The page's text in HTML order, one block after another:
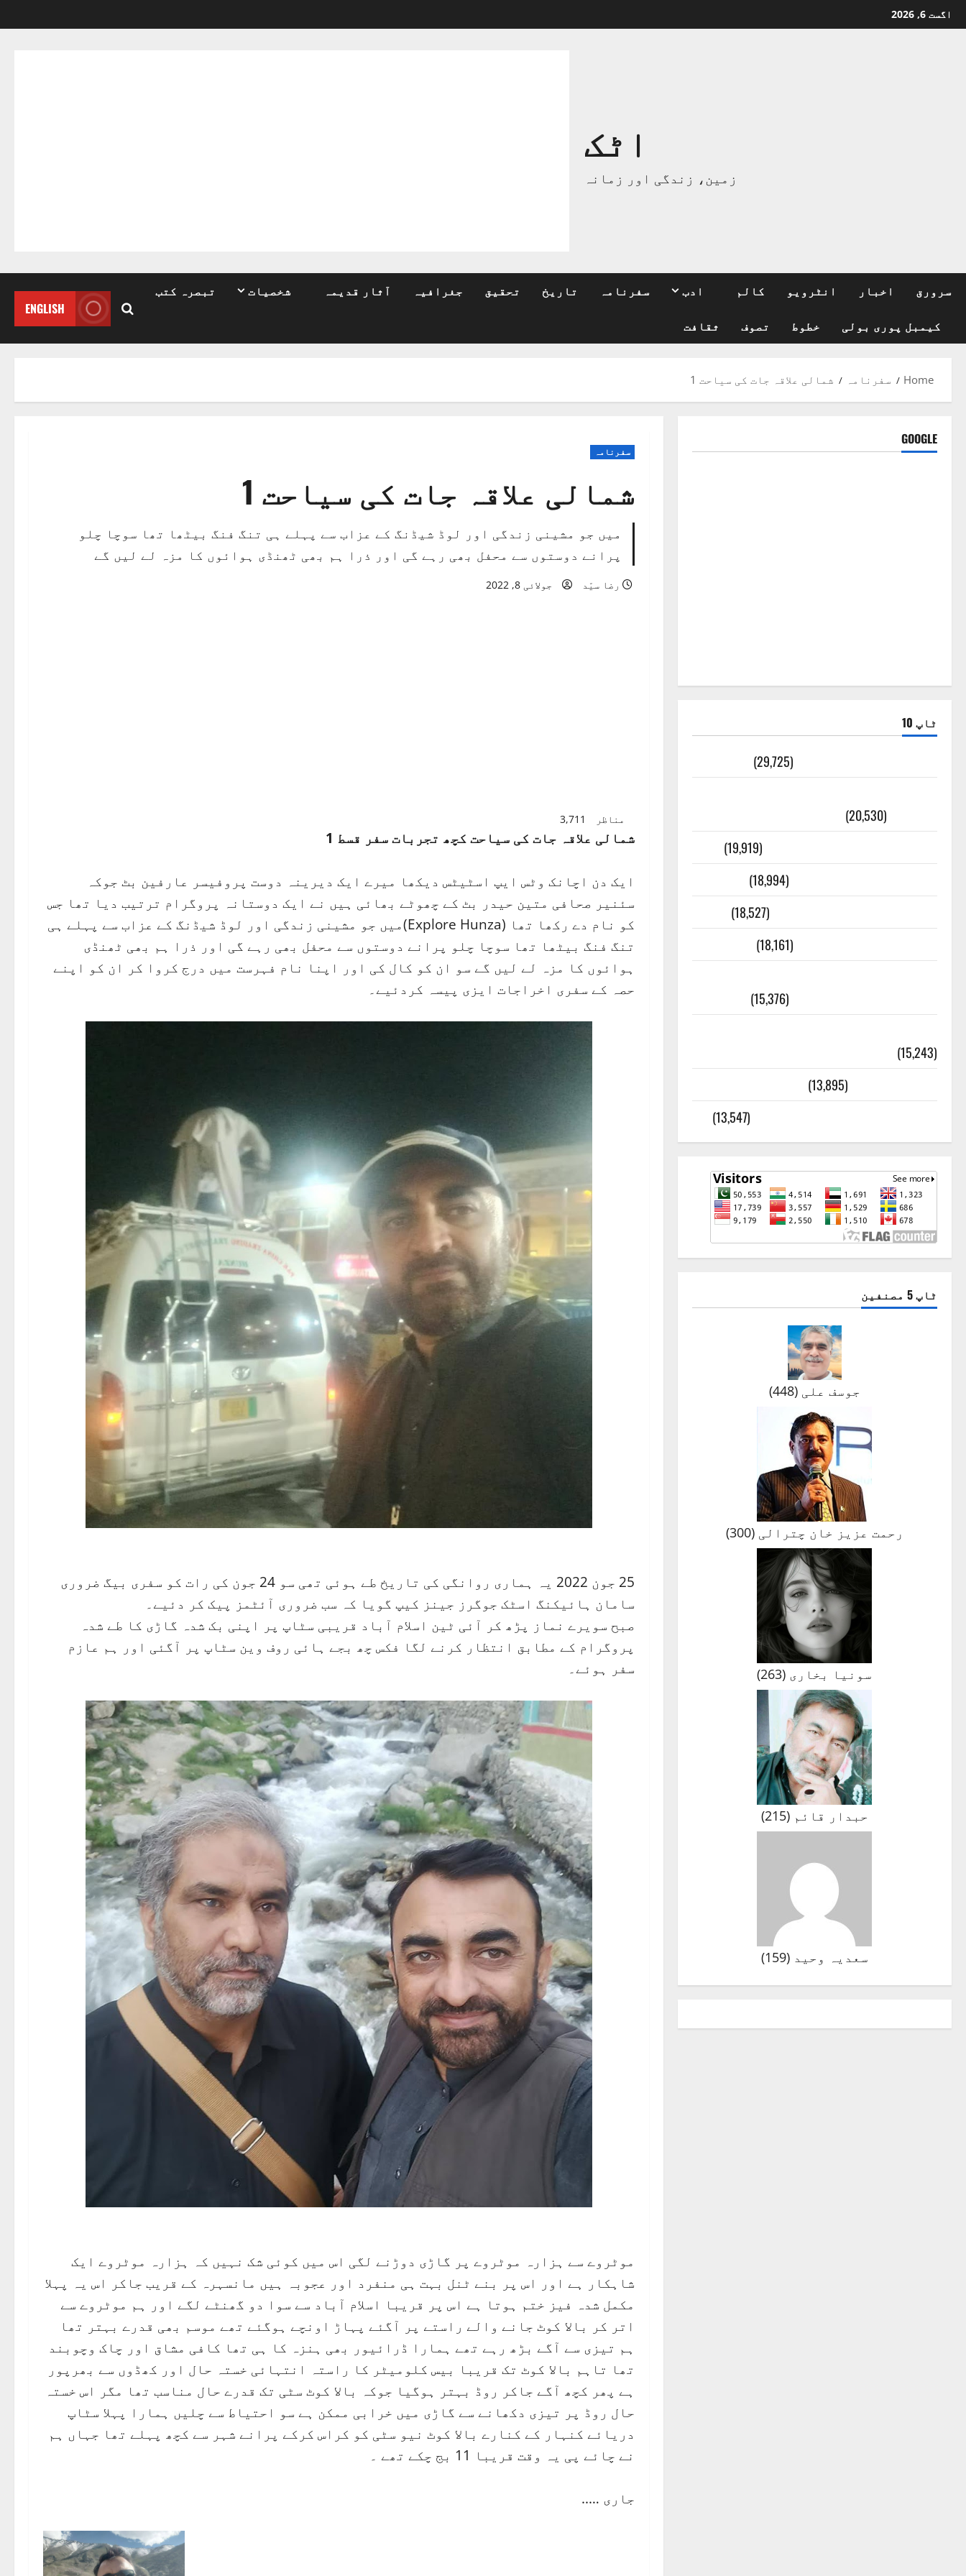
Skip
to
اگست 6, 2026
اٹک
زمین، زندگی اور زمانہ
سرورق اخبار انٹرویو کالم ادب سفرنامہ تاریخ تحقیق جغرافیہ آثار قدیمہ شخصیات تبصرہ کتب
کیمبل پوری بولی خطوط تصوف ثقافت
ENGLISH
Home سفرنامہ شمالی علاقہ جات کی سیاحت 1
سفرنامہ
شمالی علاقہ جات کی سیاحت 1
میں جو مشینی زندگی اور لوڈ شیڈنگ کے عزاب سے پہلے ہی تنگ فنگ بیٹھا تھا سوچا چلو
پرانے دوستوں سے محفل بھی رہے گی اور ذرا ہم بھی ٹھنڈی ہوائوں کا مزہ لے لیں گے
رضا سیّد جولائی 8, 2022
مناظر 3,711
شمالی علاقہ جات کی سیاحت کچھ تجربات سفر قسط 1
ایک دن اچانک وٹس ایپ اسٹیٹس دیکھا میرے ایک دیرینہ دوست پروفیسر عارفین بٹ جوکہ
سئنیر صحافی متین حیدر بٹ کے چھوٹے بھائی ہیں نے ایک دوستانہ پروگرام ترتیب دیا تھا جس
کو نام دے رکھا تھا (Explore Hunza)میں جو مشینی زندگی اور لوڈ شیڈنگ کے عزاب سے پہلے ہی
تنگ فنگ بیٹھا تھا سوچا چلو پرانے دوستوں سے محفل بھی رہے گی اور ذرا ہم بھی ٹھنڈی
ہوائوں کا مزہ لے لیں گے سو ان کو کال کی اور اپنا نام فہرست میں درج کروا کر ان کو اپنے
حصہ کے سفری اخراجات ایزی پیسہ کردئیے۔
25 جون 2022 یہ ہماری روانگی کی تاریخ طے ہوئی تھی سو 24 جون کی رات کو سفری بیگ ضروری
سامان ہائیکنگ اسٹک جوگرز جینز کیپ گویا کہ سب ضروری آئٹمز پیک کر دئیے۔
صبح سویرے نماز پڑھ کر آئی ٹین اسلام آباد قریبی سٹاپ پر اپنی بک شدہ گاڑی کا طے شدہ
پروگرام کے مطابق انتظار کرنے لگا فکس چھ بجے ہائی روف وین سٹاپ پر آگئی اور ہم عازم
سفر ہوئے۔
موٹروے سے ہزارہ موٹروے پر گاڑی دوڑنے لگی اس میں کوئی شک نہیں کہ ہزارہ موٹروے ایک
شاہکار ہے اور اس پر بنے ٹنل بہت ہی منفرد اور عجوبہ ہیں مانسہرہ کے قریب جاکر اس یہ پہلا
مکمل شدہ فیز ختم ہوتا ہے اس پر قریبا اسلام آباد سے سوا دو گھنٹے لگے اور ہم موٹروے سے
اتر کر بالا کوٹ جانے والے راستے پر آگئے پہاڑ اونچے ہوگئے تھے موسم بھی قدرے بہتر تھا
ہم تیزی سے آگے بڑھ رہے تھے ہمارا ڈرائیور بھی ہنزہ کا ہی تھا کافی مشاق اور چاک وچوبند
تھا تاہم بالا کوٹ تک قریبا بیس کلومیٹر کا راستہ انتہائی خستہ حال اور کھڈوں سے بھرپور
ہے پھر کچھ آگے جاکر روڈ بہتر ہوگیا جوکہ بالا کوٹ سٹی تک قدرے حال مناسب تھا مگر اس خستہ
حال روڈ پر تیزی دکھانے سے گاڑی میں خرابی ممکن ہے سو احتیاط سے چلیں ہمارا پہلا سٹاپ
دریائے کنہار کے کنارے بالا کوٹ نیو سٹی کو کراس کرکے پرانے شہر سے کچھ پہلے تھا جہاں ہم
نے چائے پی یہ وقت قریبا 11 بج چکے تھے ۔
جاری …..
GOOGLE
ٹاپ 10
(29,725)
(20,530)
(19,919)
(18,994)
(18,527)
(18,161)
(15,376)
(15,243)
(13,895)
(13,547)
ٹاپ 5 مصنفین
جوسف علی(
448
)
رحمت عزیز خان چترالی(
300
)
سونیا بخاری (
263
)
حبدار قائم(
215
)
سعدیہ وحید(
159
)